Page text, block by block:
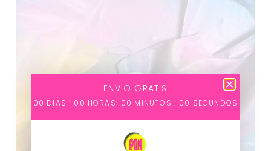
ENVIO GRATIS
00 DIAS : 00 HORAS: 00 MINUTOS : 00 SEGUNDOS